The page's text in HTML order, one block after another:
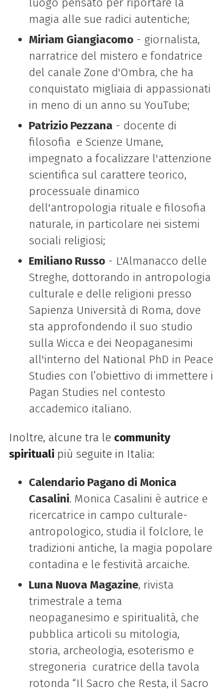
luogo pensato per riportare la
magia alle sue radici autentiche;
Miriam Giangiacomo- giornalista,
narratrice del mistero e fondatrice
del canale Zone d'Ombra, che ha
conquistato migliaia di appassionati
in meno di un anno su YouTube;
Patrizio Pezzana- docente di
filosofia e Scienze Umane,
impegnato a focalizzare l'attenzione
scientifica sul carattere teorico,
processuale dinamico
dell'antropologia rituale e filosofia
naturale, in particolare nei sistemi
sociali religiosi;
Emiliano Russo- L'Almanacco delle
Streghe, dottorando in antropologia
culturale e delle religioni presso
Sapienza Università di Roma, dove
sta approfondendo il suo studio
sulla Wicca e dei Neopaganesimi
all'interno del National PhD in Peace
Studies con l’obiettivo di immettere i
Pagan Studies nel contesto
accademico italiano.
Inoltre, alcune tra le community
spirituali più seguite in Italia:
Calendario Pagano di Monica
Casalini. Monica Casalini è autrice e
ricercatrice in campo culturale-
antropologico, studia il folclore, le
tradizioni antiche, la magia popolare
contadina e le festività arcaiche.
Luna Nuova Magazine, rivista
trimestrale a tema
neopaganesimo e spiritualità, che
pubblica articoli su mitologia,
storia, archeologia, esoterismo e
stregoneria curatrice della tavola
rotonda “Il Sacro che Resta, il Sacro